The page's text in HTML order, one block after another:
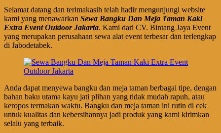
Selamat datang dan terimakasih telah hadir mengunjungi website
kami yang menawarkan Sewa Bangku Dan Meja Taman Kaki
Extra Event Outdoor Jakarta. Kami dari CV. Bintang Jaya Event
yang merupakan perusahaan sewa alat event terbesar dan terlengkap
di Jabodetabek.
Anda dapat menyewa bangku dan meja taman berbagai tipe, dengan
bahan baku utama kayu jati plihan yang tidak mudah rapuh, atau
keropos termakan waktu. Bangku dan meja taman ini rutin di cek
untuk kualitas dan kebersihannya jadi produk yang kami kirimkan
selalu yang terbaik.